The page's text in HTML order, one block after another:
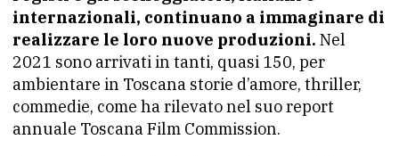
internazionali, continuano a immaginare di
realizzare le loro nuove produzioni. Nel
2021 sono arrivati in tanti, quasi 150, per
ambientare in Toscana storie d’amore, thriller,
commedie, come ha rilevato nel suo report
annuale Toscana Film Commission.